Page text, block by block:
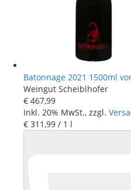
Batonnage 2021 1500ml
Weingut Scheiblhofer
€ 467,99
Inkl. 20% MwSt., zzgl.
€ 311,99 / 1 l